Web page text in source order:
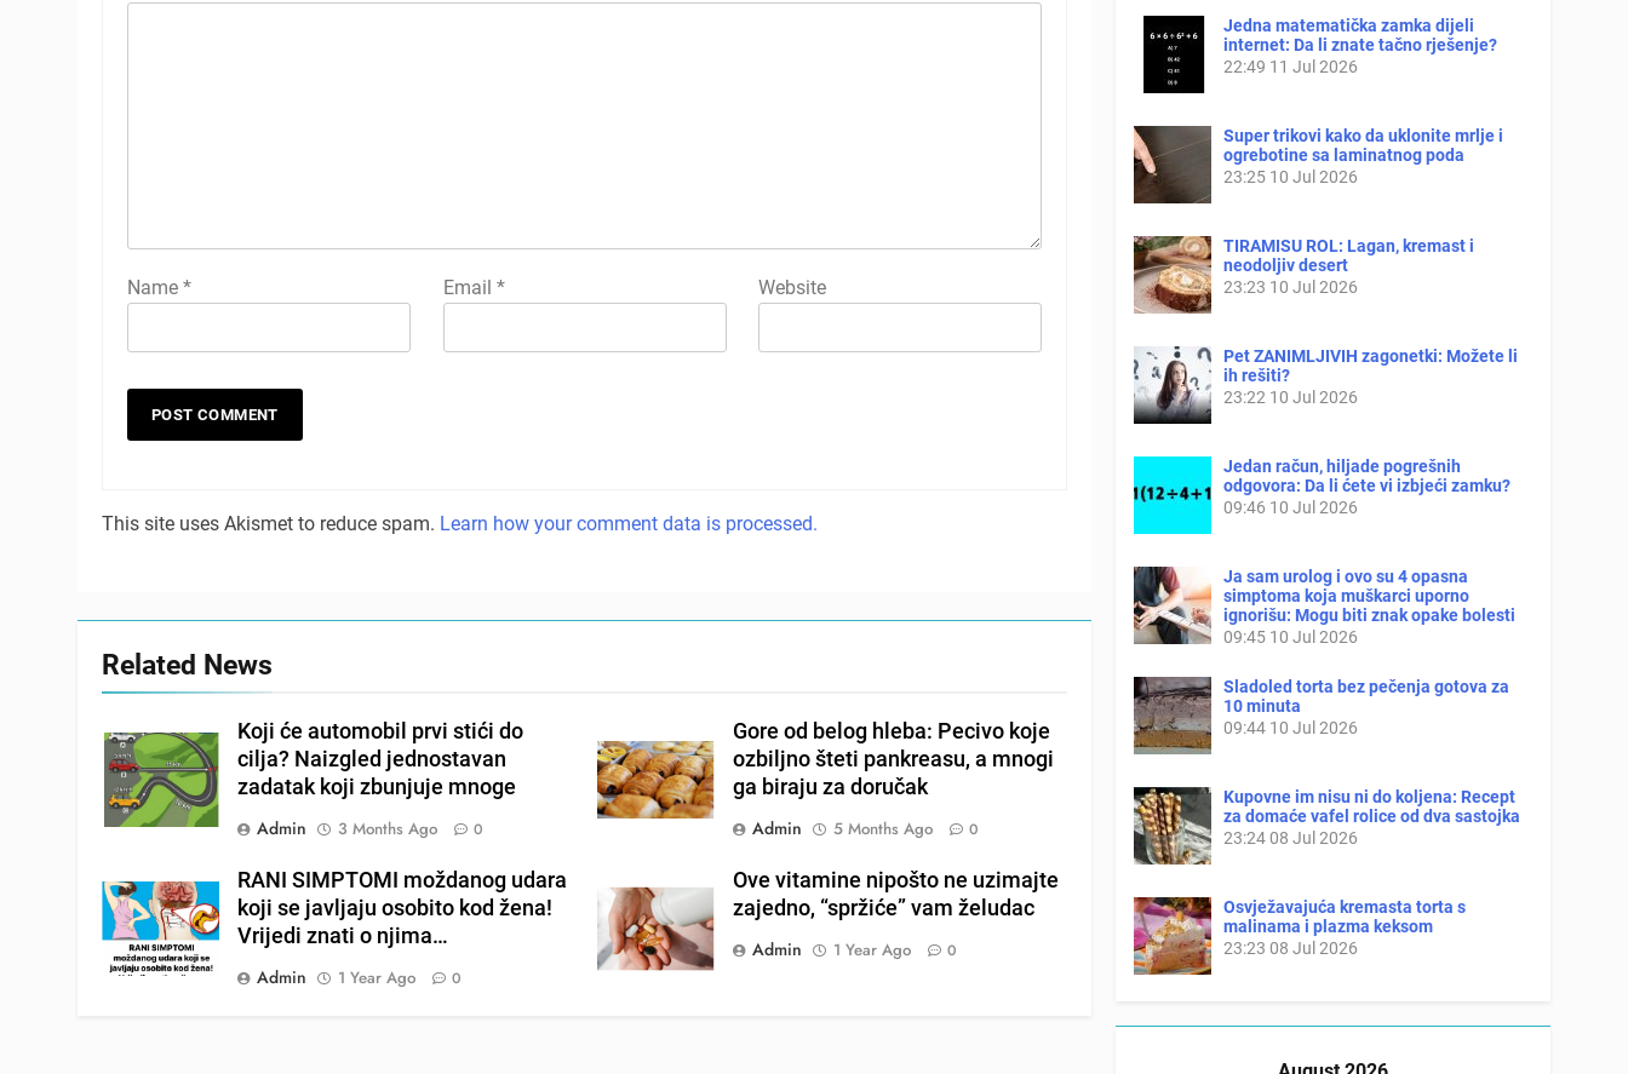
Name * Email * Website
This site uses Akismet to reduce spam. Learn how your comment data is processed.
Related News
Koji će automobil prvi stići do
cilja? Naizgled jednostavan
zadatak koji zbunjuje mnoge
Admin
3 Months Ago 0
Gore od belog hleba: Pecivo koje
ozbiljno šteti pankreasu, a mnogi
ga biraju za doručak
Admin
5 Months Ago 0
RANI SIMPTOMI moždanog udara
koji se javljaju osobito kod žena!
Vrijedi znati o njima…
Admin
1 Year Ago 0
Ove vitamine nipošto ne uzimajte
zajedno, “spržiće” vam želudac
Admin
1 Year Ago 0
Jedna matematička zamka dijeli
internet: Da li znate tačno rješenje?
22:49 11 Jul 2026
Super trikovi kako da uklonite mrlje i
ogrebotine sa laminatnog poda
23:25 10 Jul 2026
TIRAMISU ROL: Lagan, kremast i
neodoljiv desert
23:23 10 Jul 2026
Pet ZANIMLJIVIH zagonetki: Možete li
ih rešiti?
23:22 10 Jul 2026
Jedan račun, hiljade pogrešnih
odgovora: Da li ćete vi izbjeći zamku?
09:46 10 Jul 2026
Ja sam urolog i ovo su 4 opasna
simptoma koja muškarci uporno
ignorišu: Mogu biti znak opake bolesti
09:45 10 Jul 2026
Sladoled torta bez pečenja gotova za
10 minuta
09:44 10 Jul 2026
Kupovne im nisu ni do koljena: Recept
za domaće vafel rolice od dva sastojka
23:24 08 Jul 2026
Osvježavajuća kremasta torta s
malinama i plazma keksom
23:23 08 Jul 2026